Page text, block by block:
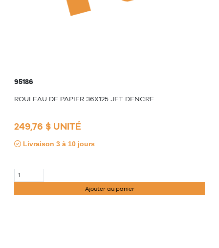
95186
ROULEAU DE PAPIER 36X125 JET DENCRE
249,76 $ UNITÉ
Livraison 3 à 10 jours
Ajouter au panier